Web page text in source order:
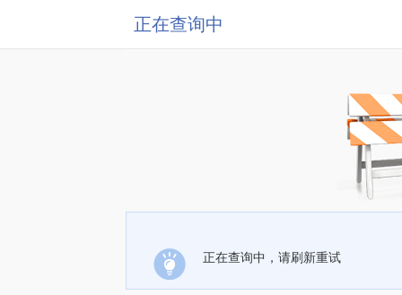
正在查询中
正在查询中，请刷新重试